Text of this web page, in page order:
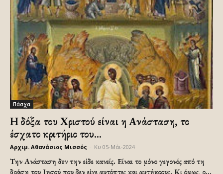
Πάσχα
Η δόξα του Χριστού είναι η Ανάσταση, το
έσχατο κριτήριο του...
Αρχιμ. Αθανάσιος Μισσός Κυ 05-Μάι-2024
Την Ανάσταση δεν την είδε κανείς. Είναι το μόνο γεγονός από τη
δράση του Ιησού που δεν είχε αυτόπτες και αυτήκοους. Κι όμως, ο...